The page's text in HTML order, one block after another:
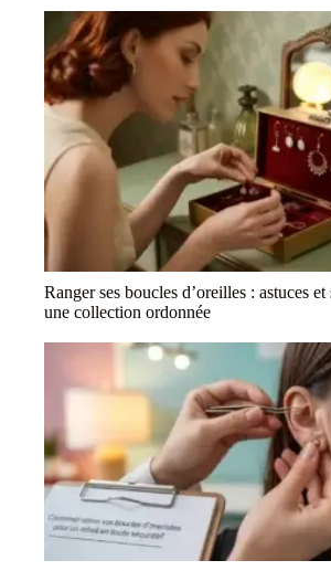
Ranger ses boucles d’oreilles : astuces
une collection ordonnée